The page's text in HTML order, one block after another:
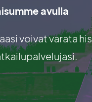
avulla
voivat varata